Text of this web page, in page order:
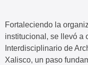
Fortaleciendo la
institucional, se llevó a
Interdisciplinario de
Xalisco, un paso